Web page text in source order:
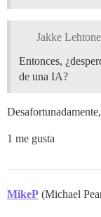
Jakke
Entonces,
de una IA?
1 me gusta
MikeP (Michael